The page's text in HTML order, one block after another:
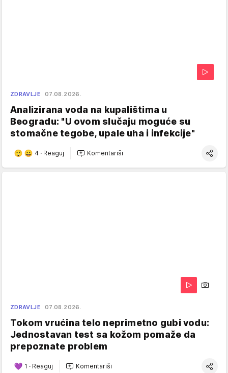
ZDRAVLJE 07.08.2026.
Analizirana voda na kupalištima u
Beogradu: "U ovom slučaju moguće su
stomačne tegobe, upale uha i infekcije"
4 · Reaguj Komentariši
ZDRAVLJE 07.08.2026.
Tokom vrućina telo neprimetno gubi vodu:
Jednostavan test sa kožom pomaže da
prepoznate problem
1 · Reaguj Komentariši